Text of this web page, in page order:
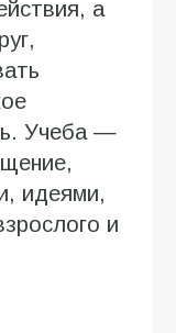
а
Учеба —
идеями,
и